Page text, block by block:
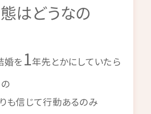
はどうなの
婚を1年先とかにしていたら
も信じて行動あるのみ